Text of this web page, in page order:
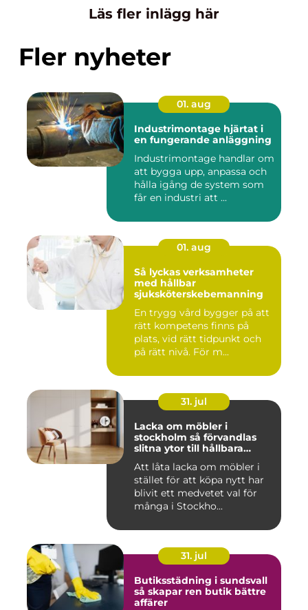
Läs fler inlägg här
Fler nyheter
01. aug
Industrimontage hjärtat i
en fungerande anläggning
Industrimontage handlar om
att bygga upp, anpassa och
hålla igång de system som
får en industri att ...
01. aug
Så lyckas verksamheter
med hållbar
sjuksköterskebemanning
En trygg vård bygger på att
rätt kompetens finns på
plats, vid rätt tidpunkt och
på rätt nivå. För m...
31. jul
Lacka om möbler i
stockholm så förvandlas
slitna ytor till hållbara
Att låta lacka om möbler i
stället för att köpa nytt har
blivit ett medvetet val för
många i Stockho...
31. jul
Butiksstädning i sundsvall
så skapar ren butik bättre
affärer